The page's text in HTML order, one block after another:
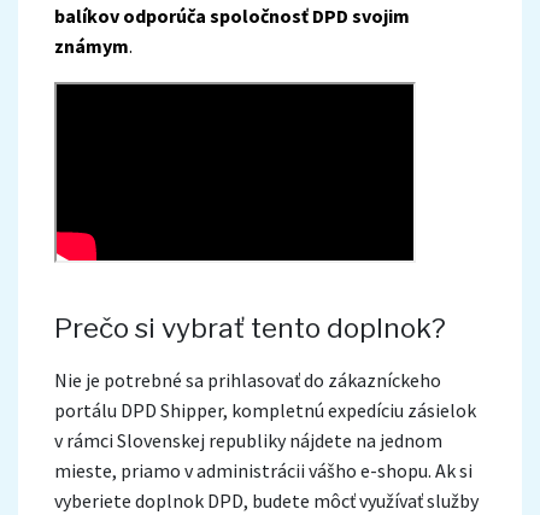
balíkov odporúča spoločnosť DPD svojim
známym.
Prečo si vybrať tento doplnok?
Nie je potrebné sa prihlasovať do zákazníckeho
portálu DPD Shipper, kompletnú expedíciu zásielok
v rámci Slovenskej republiky nájdete na jednom
mieste, priamo v administrácii vášho e-shopu. Ak si
vyberiete doplnok DPD, budete môcť využívať služby